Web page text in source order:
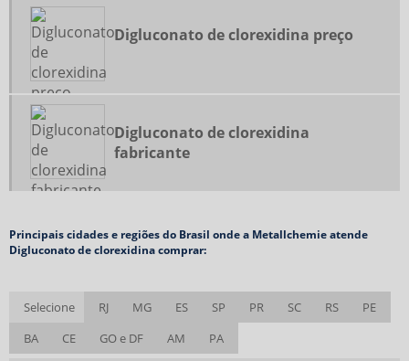
FORNECEDOR DE GLUCONATO DE CLOREXIDINA
FORNECEDOR DE MENTOL
FORNECEDOR DE MOLIBDÊNIO METÁLICO
FORNECEDORES DE INSUMOS FARMACÊUTICOS
FORNECEDORES DE MATÉRIA PRIMA FARMACÊUTICA
FORNECEDORES DE MATÉRIA PRIMA PARA FARMÁCIA DE MANIPULAÇÃO
GLUCONATO DE CLOREXIDINA COMPRAR
INSUMOS FARMACÊUTICOS FORNECEDORES
INSUMOS QUÍMICOS FARMACÊUTICOS
Digluconato de clorexidina preço
Digluconato de clorexidina
fabricante
Principais cidades e regiões do Brasil onde a Metallchemie atende
Digluconato de clorexidina comprar:
Selecione RJ MG ES SP PR SC RS
PE
BA
CE GO e DF AM PA